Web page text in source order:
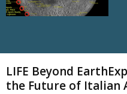
LIFE Beyond
the Future of Italian